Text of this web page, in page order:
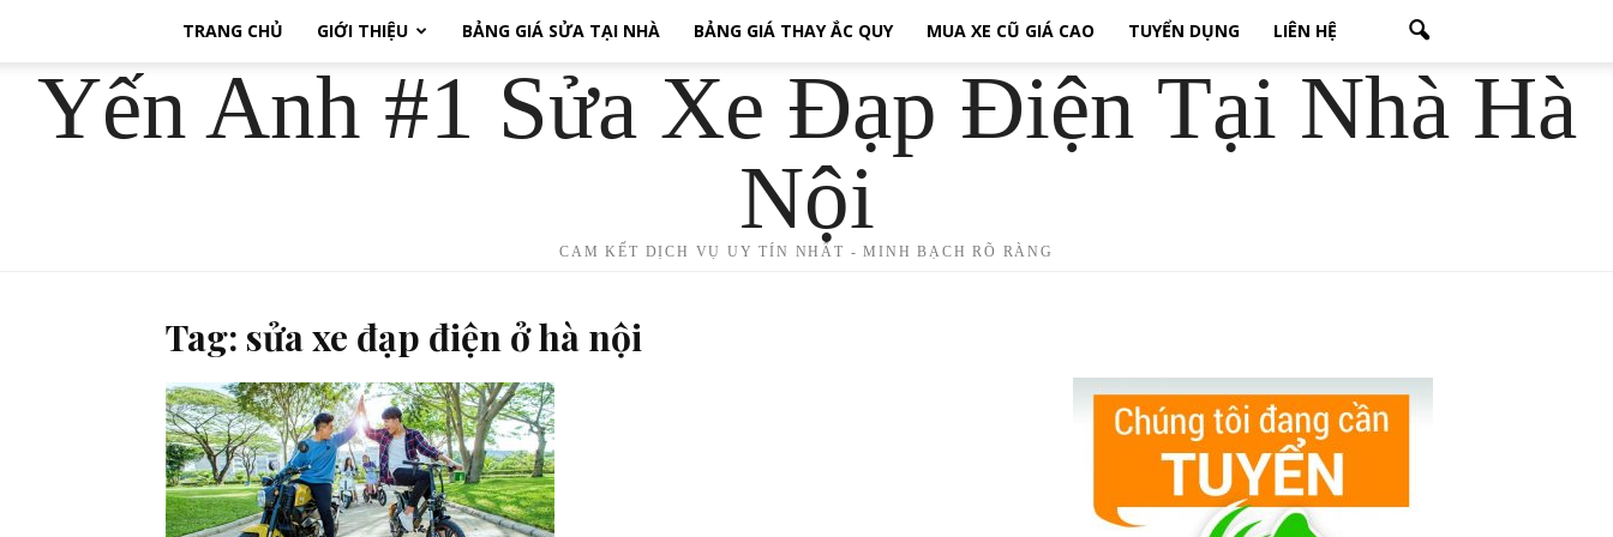
TRANG CHỦ GIỚI THIỆU BẢNG GIÁ SỬA TẠI NHÀ BẢNG GIÁ THAY ẮC QUY MUA XE CŨ GIÁ CAO TUYỂN DỤNG LIÊN HỆ
Yến Anh #1 Sửa Xe Đạp Điện Tại Nhà Hà
Nội
CAM KẾT DỊCH VỤ UY TÍN NHẤT - MINH BẠCH RÕ RÀNG
Tag: sửa xe đạp điện ở hà nội